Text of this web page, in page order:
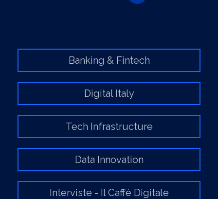
Banking & Fintech
Digital Italy
Tech Infrastructure
Data Innovation
Interviste - Il Caffè Digitale